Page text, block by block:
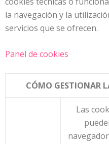
la navegación y la
servicios que se ofrecen.
Panel de cookies
CÓMO GESTIONAR
Las